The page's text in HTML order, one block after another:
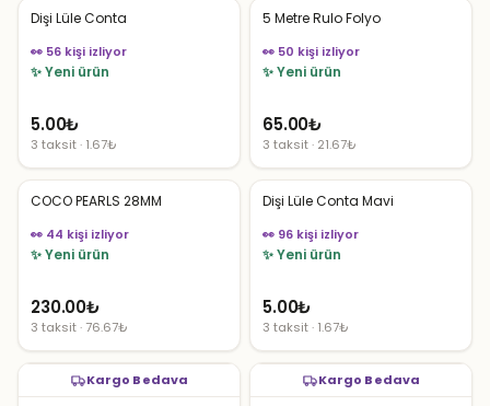
Dişi Lüle Conta
👀 56 kişi izliyor
✨ Yeni ürün
5.00₺
3 taksit · 1.67₺
5 Metre Rulo Folyo
👀 50 kişi izliyor
✨ Yeni ürün
65.00₺
3 taksit · 21.67₺
COCO PEARLS 28MM
👀 44 kişi izliyor
✨ Yeni ürün
230.00₺
3 taksit · 76.67₺
Dişi Lüle Conta Mavi
👀 96 kişi izliyor
✨ Yeni ürün
5.00₺
3 taksit · 1.67₺
Kargo Bedava Kargo Bedava